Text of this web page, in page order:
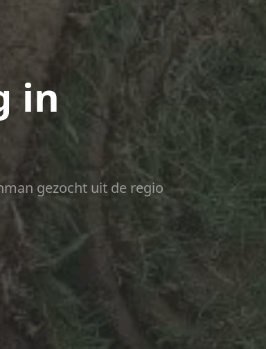
in
gezocht uit de regio